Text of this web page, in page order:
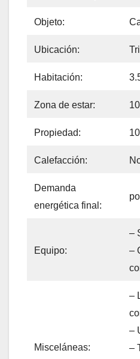
Objeto:
Ubicación:
Habitación:
Zona de estar:
Propiedad:
Calefacción:
Demanda
energética final:
Equipo:
–
–
Misceláneas:
–
–
–